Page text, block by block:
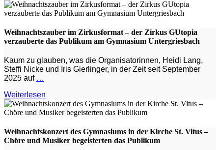
Weihnachtszauber im Zirkusformat – der Zirkus GUtopia
verzauberte das Publikum am Gymnasium Untergriesbach
Kaum zu glauben, was die Organisatorinnen, Heidi Lang,
Steffi Nicke und Iris Gierlinger, in der Zeit seit September
2025 auf …
Weiterlesen
Weihnachtskonzert des Gymnasiums in der Kirche St. Vitus –
Chöre und Musiker begeister­ten das Publikum